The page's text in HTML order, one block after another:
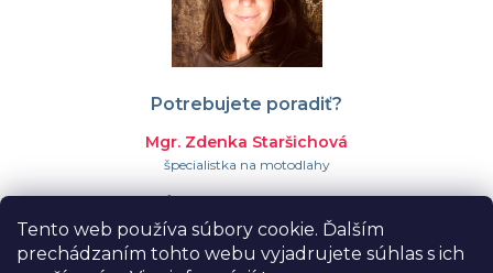
Tento web používa súbory cookie. Ďalším
prechádzaním tohto webu vyjadrujete súhlas s ich
Potrebujete poradiť?
Mgr. Zdenka Staršichová
špecialistka na motodlahy
+421 911 023 366
info@proormedent.sk